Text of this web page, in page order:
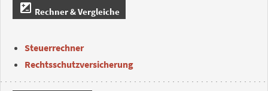
iso Rechner & Vergleiche
Steuerrechner
Rechtsschutzversicherung